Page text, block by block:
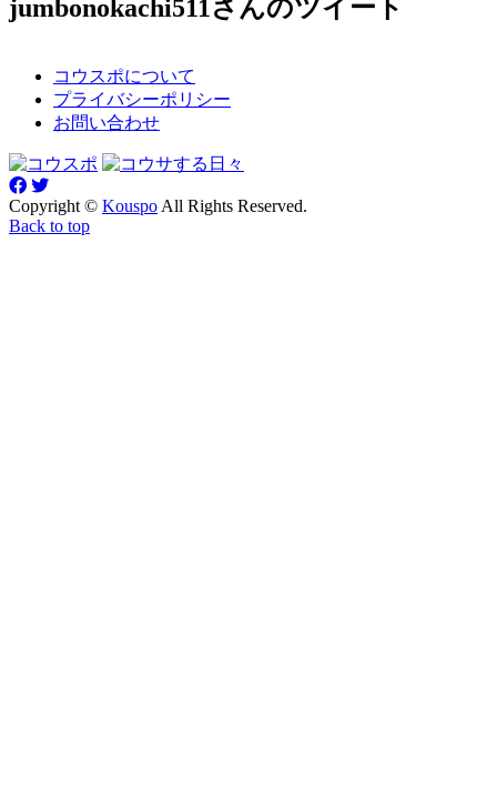
jumbonokachi511さんのツイート
コウスポについて
プライバシーポリシー
お問い合わせ
Copyright © Kouspo All Rights Reserved.
Back to top